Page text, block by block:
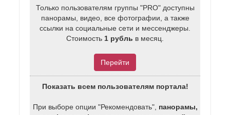
Только пользователям группы "PRO" доступны
панорамы, видео, все фотографии, а также
ссылки на социальные сети и мессенджеры.
Стоимость 1 рубль в месяц.
Перейти
Показать всем пользователям портала!
При выборе опции "Рекомендовать", панорамы,